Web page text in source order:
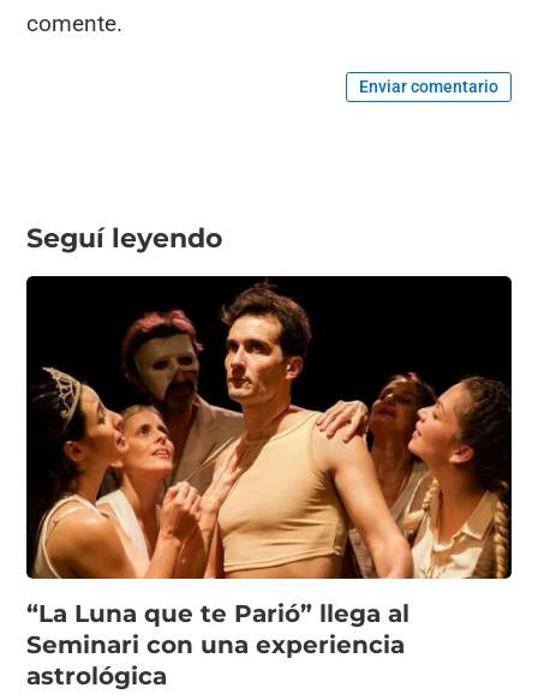
comente.
Enviar comentario
Seguí leyendo
“La Luna que te Parió” llega al
Seminari con una experiencia
astrológica